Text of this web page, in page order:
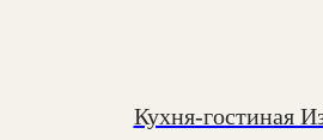
Кухня-гостиная